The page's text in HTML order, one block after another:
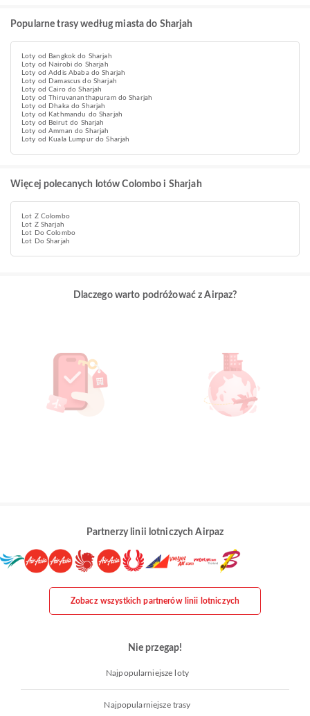
Popularne trasy według miasta do Sharjah
Loty od Bangkok do Sharjah
Loty od Nairobi do Sharjah
Loty od Addis Ababa do Sharjah
Loty od Damascus do Sharjah
Loty od Cairo do Sharjah
Loty od Thiruvananthapuram do Sharjah
Loty od Dhaka do Sharjah
Loty od Kathmandu do Sharjah
Loty od Beirut do Sharjah
Loty od Amman do Sharjah
Loty od Kuala Lumpur do Sharjah
Więcej polecanych lotów Colombo i Sharjah
Lot Z Colombo
Lot Z Sharjah
Lot Do Colombo
Lot Do Sharjah
Dlaczego warto podróżować z Airpaz?
Partnerzy linii lotniczych Airpaz
Zobacz wszystkich partnerów linii lotniczych
Nie przegap!
Najpopularniejsze loty
Najpopularniejsze trasy